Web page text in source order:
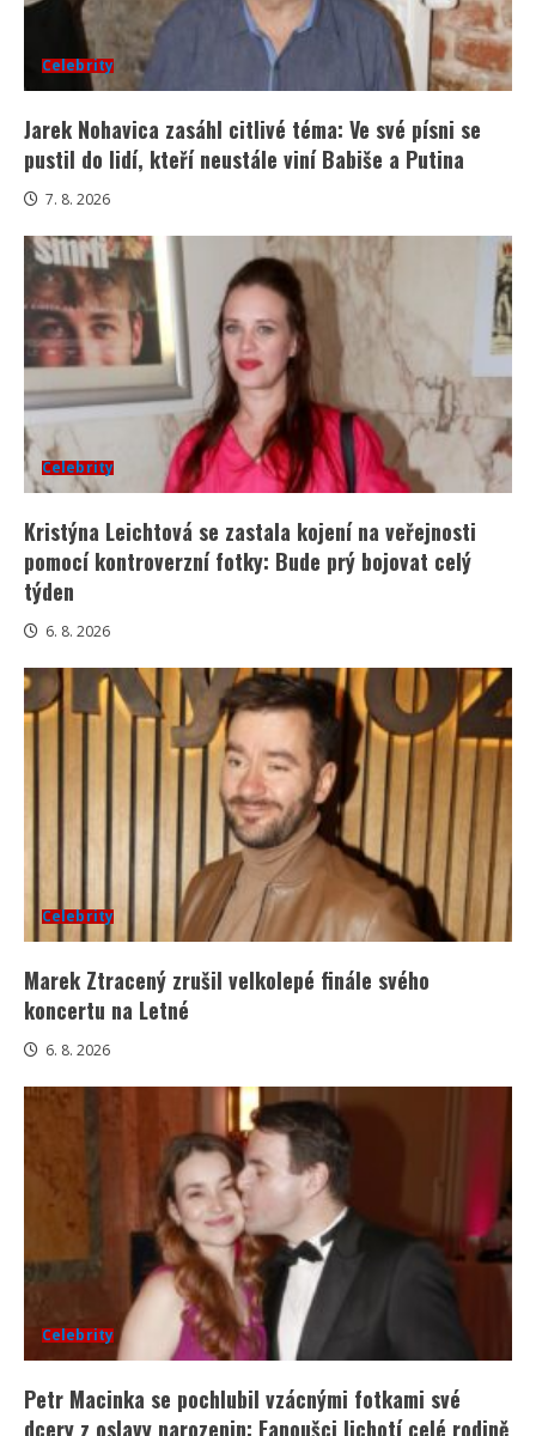
Celebrity
Jarek Nohavica zasáhl citlivé téma: Ve své písni se
pustil do lidí, kteří neustále viní Babiše a Putina
7. 8. 2026
Celebrity
Kristýna Leichtová se zastala kojení na veřejnosti
pomocí kontroverzní fotky: Bude prý bojovat celý
týden
6. 8. 2026
Celebrity
Marek Ztracený zrušil velkolepé finále svého
koncertu na Letné
6. 8. 2026
Celebrity
Petr Macinka se pochlubil vzácnými fotkami své
dcery z oslavy narozenin: Fanoušci lichotí celé rodině